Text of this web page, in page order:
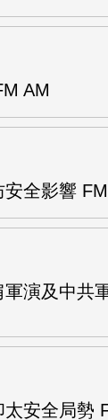
AM
全影響
演及中共
安全局勢